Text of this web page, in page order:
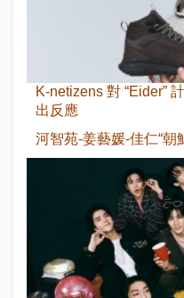
K-netizens 對 “Eider”
出反應
河智苑-姜藝媛-佳仁“朝